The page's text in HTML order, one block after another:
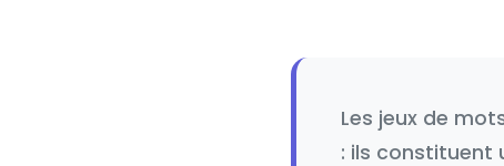
Les jeux de
: ils constituent